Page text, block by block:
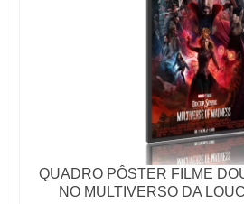
QUADRO PÔSTER FILME
NO MULTIVERSO DA